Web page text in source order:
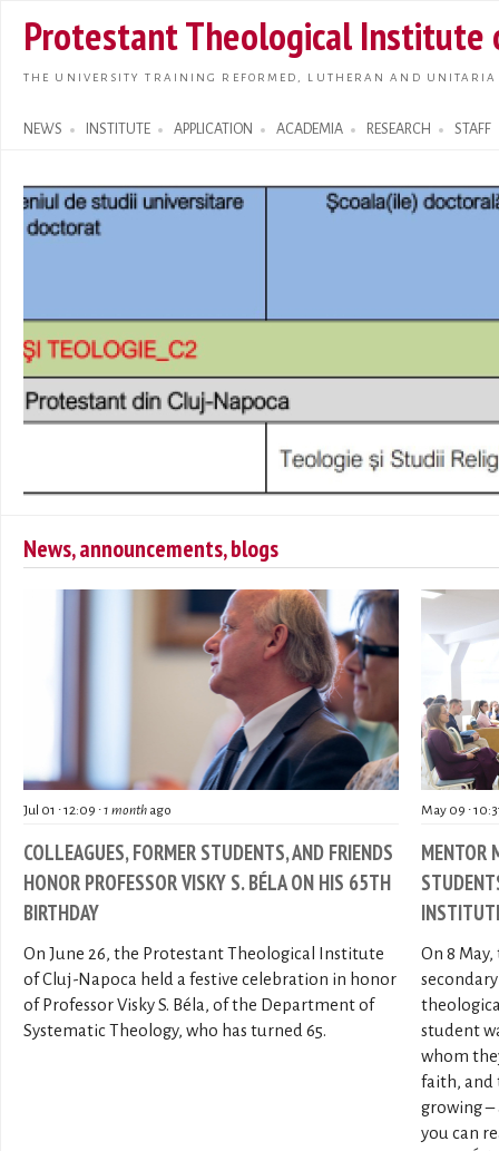
main
Protestant Theological Institute
THE UNIVERSITY TRAINING REFORMED, LUTHERAN AND
NEWS INSTITUTE APPLICATION ACADEMIA RESEARCH STAFF
Search form
News, announcements, blogs
Jul 01 ∙ 12:09 ∙1 month ago
COLLEAGUES, FORMER STUDENTS, AND FRIENDS
HONOR PROFESSOR VISKY S. BÉLA ON HIS 65TH
BIRTHDAY
On June 26, the Protestant Theological Institute
of Cluj-Napoca held a festive celebration in honor
of Professor Visky S. Béla, of the Department of
Systematic Theology, who has turned 65.
May 09 ∙
MENTOR
On 8
student
whom
faith, and
growing –
you can